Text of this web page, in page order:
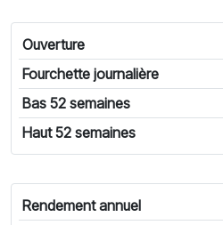
Ouverture
Fourchette journalière
Bas 52 semaines
Haut 52 semaines
Rendement annuel